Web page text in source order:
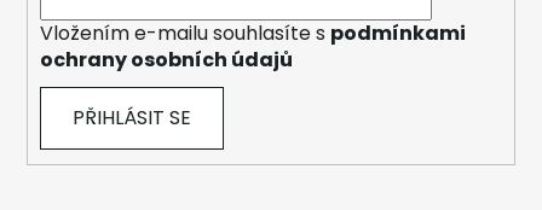
Vložením e-mailu souhlasíte s podmínkami
ochrany osobních údajů
PŘIHLÁSIT SE